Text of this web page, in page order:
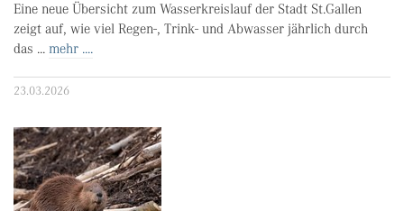
Eine neue Übersicht zum Wasserkreislauf der Stadt St.Gallen
zeigt auf, wie viel Regen-, Trink- und Abwasser jährlich durch
das ... mehr ....
23.03.2026